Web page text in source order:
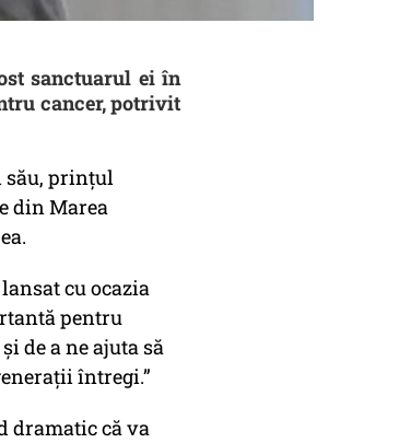
sanctuarul ei în
cancer, potrivit
său, prințul
din Marea
cu ocazia
pentru
de a ne ajuta să
întregi.”
dramatic că va